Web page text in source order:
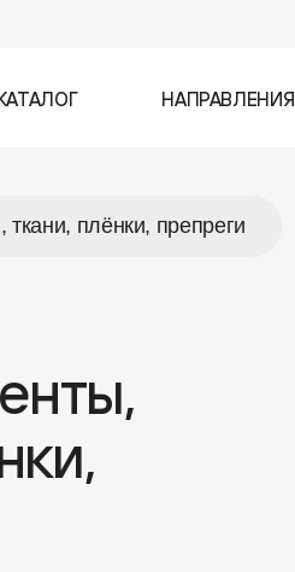
НАПРАВЛЕНИЯ
плёнки, препреги